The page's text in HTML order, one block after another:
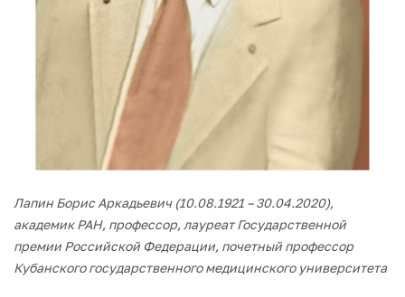
Лапин Борис Аркадьевич (10.08.1921 – 30.04.2020),
академик РАН, профессор, лауреат Государственной
премии Российской Федерации, почетный профессор
Кубанского государственного медицинского университета